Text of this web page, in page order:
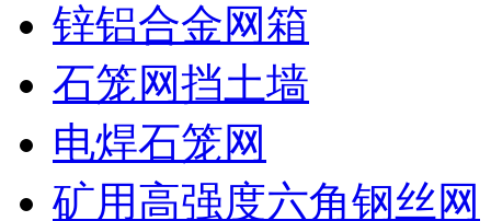
锌铝合金网箱
石笼网挡土墙
电焊石笼网
矿用高强度六角钢丝网